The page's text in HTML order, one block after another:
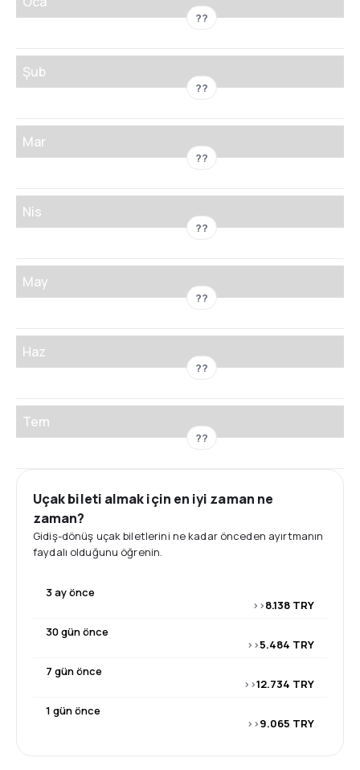
??
Şub
??
Mar
??
Nis
??
May
??
Haz
??
Tem
??
Uçak bileti almak için en iyi zaman ne
zaman?
Gidiş-dönüş uçak biletlerini ne kadar önceden ayırtmanın
faydalı olduğunu öğrenin.
3 ay önce
>>8.138 TRY
30 gün önce
>>5.484 TRY
7 gün önce
>>12.734 TRY
1 gün önce
>>9.065 TRY